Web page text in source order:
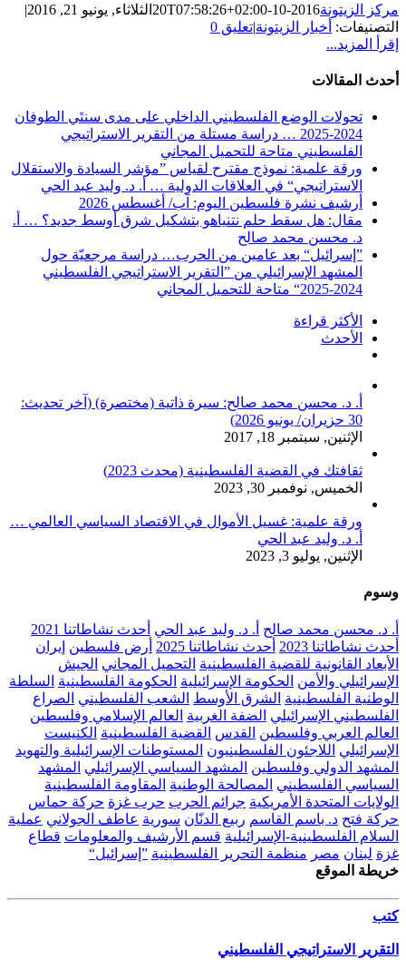
مركز الزيتونة2016-10-20T07:58:26+02:00 الثلاثاء, يونيو 21, 2016
|
التصنيفات: أخبار الزيتونة|تعليق 0
إقرأ المزيد...
أحدث المقالات
تحولات الوضع الفلسطيني الداخلي على مدى سنتَي الطوفان
2024-2025 … دراسة مستلة من التقرير الاستراتيجي
الفلسطيني متاحة للتحميل المجاني
ورقة علمية: نموذج مقترح لقياس ”مؤشر السيادة والاستقلال
الاستراتيجي“ في العلاقات الدولية … أ. د. وليد عبد الحي
أرشيف نشرة فلسطين اليوم: آب/ أغسطس 2026
مقال: هل سقط حلم نتنياهو بتشكيل شرق أوسط جديد؟ … أ.
د. محسن محمد صالح
”إسرائيل“ بعد عامين من الحرب… دراسة مرجعيّة حول
المشهد الإسرائيلي من ”التقرير الاستراتيجي الفلسطيني
2024-2025“ متاحة للتحميل المجاني
الأكثر قراءة
الأحدث
أ. د. محسن محمد صالح: سيرة ذاتية (مختصرة) (آخر تحديث:
30 حزيران/ يونيو 2026)
الإثنين, سبتمبر 18, 2017
ثقافتك في القضية الفلسطينية (محدث 2023)
الخميس, نوفمبر 30, 2023
ورقة علمية: غسيل الأموال في الاقتصاد السياسي العالمي …
أ. د. وليد عبد الحي
الإثنين, يوليو 3, 2023
وسوم
أ. د. محسن محمد صالح أ. د. وليد عبد الحي أحدث نشاطاتنا 2021
أحدث نشاطاتنا 2023
أحدث نشاطاتنا 2025 أرض فلسطين إيران
الأبعاد القانونية للقضية الفلسطينية التحميل المجاني الجيش
الإسرائيلي والأمن الحكومة الإسرائيلية الحكومة الفلسطينية السلطة
الوطنية الفلسطينية الشرق الأوسط الشعب الفلسطيني الصراع
الفلسطيني الإسرائيلي الضفة الغربية العالم الإسلامي وفلسطين
العالم العربي وفلسطين القدس القضية الفلسطينية الكنيست
الإسرائيلي اللاجئون الفلسطينيون المستوطنات الإسرائيلية والتهويد
المشهد الدولي وفلسطين المشهد السياسي الإسرائيلي المشهد
السياسي الفلسطيني المصالحة الوطنية المقاومة الفلسطينية
الولايات المتحدة الأمريكية جرائم الحرب حرب غزة حركة حماس
حركة فتح د. باسم القاسم ربيع الدنّان سورية عاطف الجولاني عملية
السلام الفلسطينية-الإسرائيلية قسم الأرشيف والمعلومات قطاع
غزة لبنان مصر منظمة التحرير الفلسطينية ”إسرائيل“
خريطة الموقع
كتب
التقرير الاستراتيجي الفلسطيني